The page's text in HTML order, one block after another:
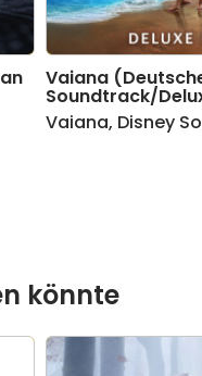
Vaiana
Soundtrack/
Vaiana, Disney
könnte